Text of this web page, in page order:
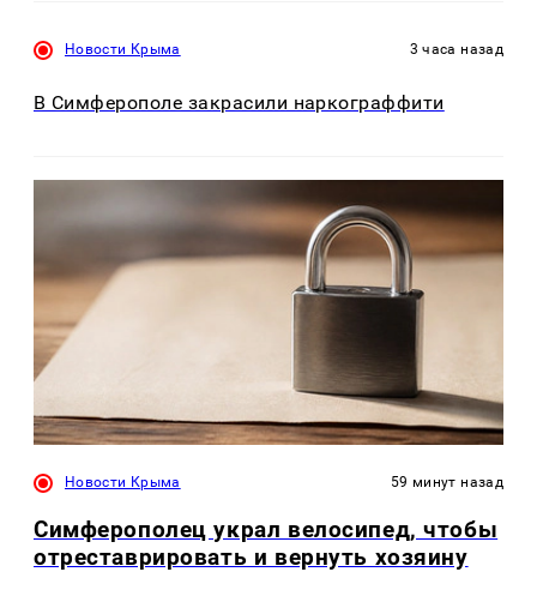
Новости Крыма 3 часа назад
В Симферополе закрасили наркограффити
Новости Крыма 59 минут назад
Симферополец украл велосипед, чтобы
отреставрировать и вернуть хозяину